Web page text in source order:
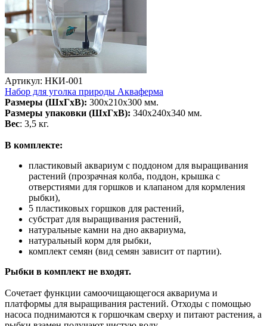
Артикул: НКИ-001
Набор для уголка природы Акваферма
Размеры (ШхГхВ): 300х210х300 мм.
Размеры упаковки (ШхГхВ): 340х240х340 мм.
Вес: 3,5 кг.
В комплекте:
пластиковый аквариум с поддоном для выращивания
растений (прозрачная колба, поддон, крышка с
отверстиями для горшков и клапаном для кормления
рыбки),
5 пластиковых горшков для растений,
субстрат для выращивания растений,
натуральные камни на дно аквариума,
натуральный корм для рыбки,
комплект семян (вид семян зависит от партии).
Рыбки в комплект не входят.
Сочетает функции самоочищающегося аквариума и
платформы для выращивания растений. Отходы с помощью
насоса поднимаются к горшочкам сверху и питают растения, а